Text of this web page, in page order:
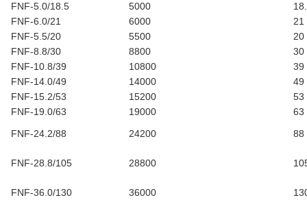
FNF-5.0/18.5
5000
FNF-6.0/21
6000
21
FNF-5.5/20
5500
20
FNF-8.8/30
8800
30
FNF-10.8/39
10800
39
FNF-14.0/49
14000
49
FNF-15.2/53
15200
53
FNF-19.0/63
19000
63
FNF-24.2/88
24200 88
FNF-28.8/105 28800
FNF-36.0/130 36000